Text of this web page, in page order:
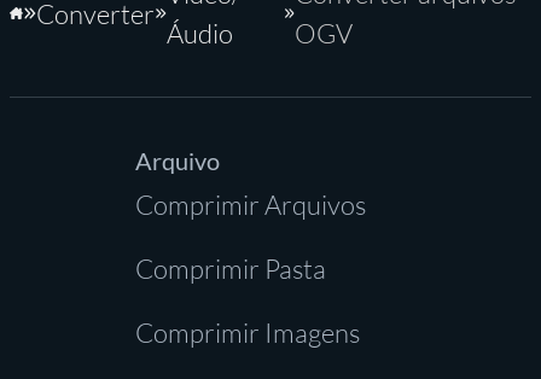
Início
Converter
Áudio
OGV
Arquivo
Comprimir Arquivos
Comprimir Pasta
Comprimir Imagens